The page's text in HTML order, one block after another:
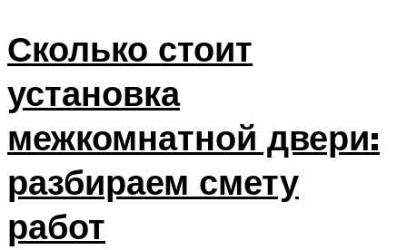
Сколько стоит
установка
межкомнатной двери:
разбираем смету
работ